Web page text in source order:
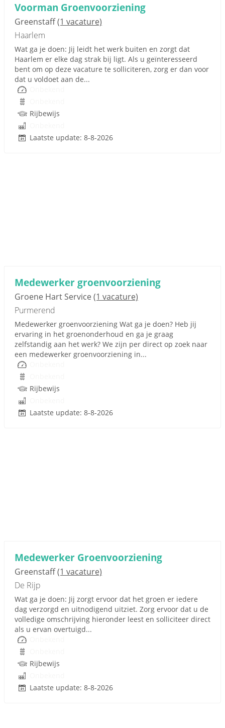
Voorman Groenvoorziening
Greenstaff(1 vacature)
Haarlem
Wat ga je doen: Jij leidt het werk buiten en zorgt dat
Haarlem er elke dag strak bij ligt. Als u geïnteresseerd
bent om op deze vacature te solliciteren, zorg er dan voor
dat u voldoet aan de...
Rijbewijs
Laatste update: 8-8-2026
Medewerker groenvoorziening
Groene Hart Service(1 vacature)
Purmerend
Medewerker groenvoorziening Wat ga je doen? Heb jij
ervaring in het groenonderhoud en ga je graag
zelfstandig aan het werk? We zijn per direct op zoek naar
een medewerker groenvoorziening in...
Rijbewijs
Laatste update: 8-8-2026
Medewerker Groenvoorziening
Greenstaff(1 vacature)
De Rijp
Wat ga je doen: Jij zorgt ervoor dat het groen er iedere
dag verzorgd en uitnodigend uitziet. Zorg ervoor dat u de
volledige omschrijving hieronder leest en solliciteer direct
als u ervan overtuigd...
Rijbewijs
Laatste update: 8-8-2026